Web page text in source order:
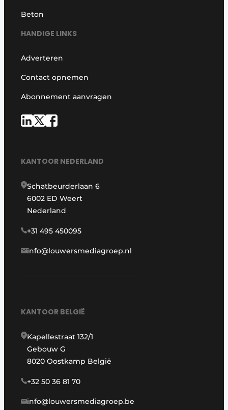
Beton
HANDIGE LINKS
Adverteren
Contact opnemen
Abonnement aanvragen
KANTOOR NEDERLAND
Schatbeurderlaan 6
6002 ED Weert
Nederland
+31 495 450095
info@louwersmediagroep.nl
KANTOOR BELGIË
Kapellestraat 132/1
Gebouw G
8020 Oostkamp België
+32 50 36 81 70
info@louwersmediagroep.be